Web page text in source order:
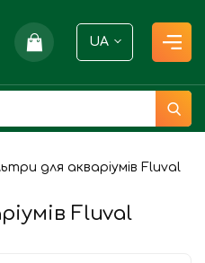
UA
для акваріумів Fluval
Fluval